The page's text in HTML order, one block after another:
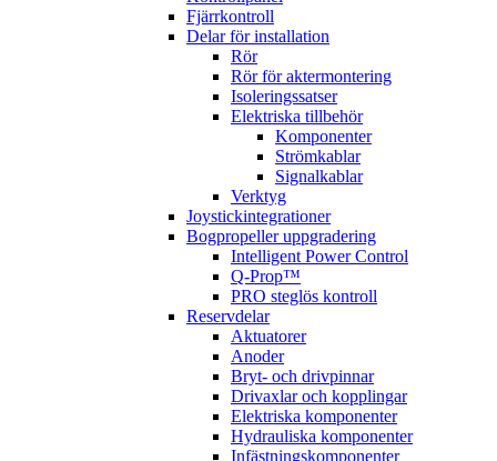
Fjärrkontroll
Delar för installation
Rör
Rör för aktermontering
Isoleringssatser
Elektriska tillbehör
Komponenter
Strömkablar
Signalkablar
Verktyg
Joystickintegrationer
Bogpropeller uppgradering
Intelligent Power Control
Q-Prop™
PRO steglös kontroll
Reservdelar
Aktuatorer
Anoder
Bryt- och drivpinnar
Drivaxlar och kopplingar
Elektriska komponenter
Hydrauliska komponenter
Infästningskomponenter